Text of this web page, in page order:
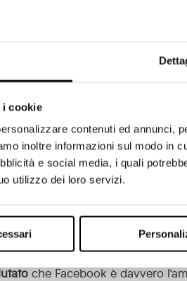
i cookie
contenuti ed annunci,
inoltre informazioni sul modo in
e social media, i quali
utilizzo dei loro servizi.
una
quasi da pensare a una
attività gratuitamente, ma se
ottieni risultati utili per il tuo
gratuita; con i tuoi post
quanto la audience è
che Facebook è davvero